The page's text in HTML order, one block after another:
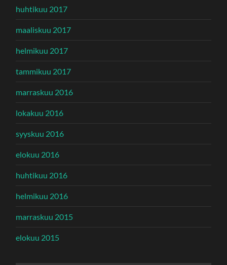
huhtikuu 2017
maaliskuu 2017
helmikuu 2017
tammikuu 2017
marraskuu 2016
lokakuu 2016
syyskuu 2016
elokuu 2016
huhtikuu 2016
helmikuu 2016
marraskuu 2015
elokuu 2015